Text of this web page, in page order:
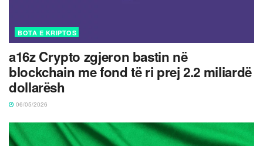
BOTA E KRIPTOS
a16z Crypto zgjeron bastin në
blockchain me fond të ri prej 2.2 miliardë
dollarësh
06/05/2026